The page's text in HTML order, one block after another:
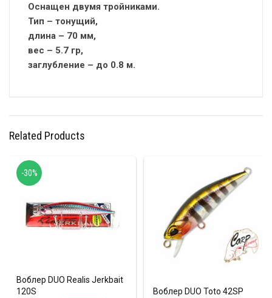
Оснащен двумя тройниками.
Тип – тонущий,
длина – 70 мм,
вес – 5.7 гр,
заглубление – до 0.8 м.
Related Products
Воблер DUO Realis Jerkbait
120S
-30%
Воблер DUO Toto 42SP